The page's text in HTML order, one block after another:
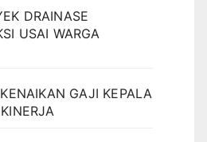
DRAINASE
USAI WARGA
GAJI KEPALA